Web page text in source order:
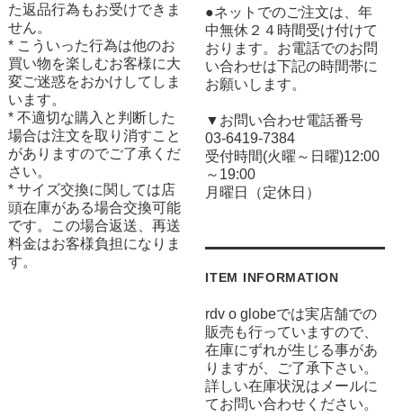
た返品行為もお受けできま
せん。
* こういった行為は他のお
買い物を楽しむお客様に大
変ご迷惑をおかけしてしま
います。
* 不適切な購入と判断した
場合は注文を取り消すこと
がありますのでご了承くだ
さい。
* サイズ交換に関しては店
頭在庫がある場合交換可能
です。この場合返送、再送
料金はお客様負担になりま
す。
●ネットでのご注文は、年
中無休２４時間受け付けて
おります。お電話でのお問
い合わせは下記の時間帯に
お願いします。
▼お問い合わせ電話番号
03-6419-7384
受付時間(火曜～日曜)12:00
～19:00
月曜日（定休日）
ITEM INFORMATION
rdv o globeでは実店舗での
販売も行っていますので、
在庫にずれが生じる事があ
りますが、ご了承下さい。
詳しい在庫状況はメールに
てお問い合わせください。